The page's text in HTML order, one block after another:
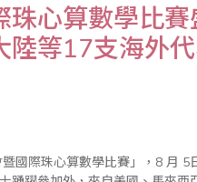
心算數學比賽
等17支海外
國際珠心算數學比賽」，8 月 5